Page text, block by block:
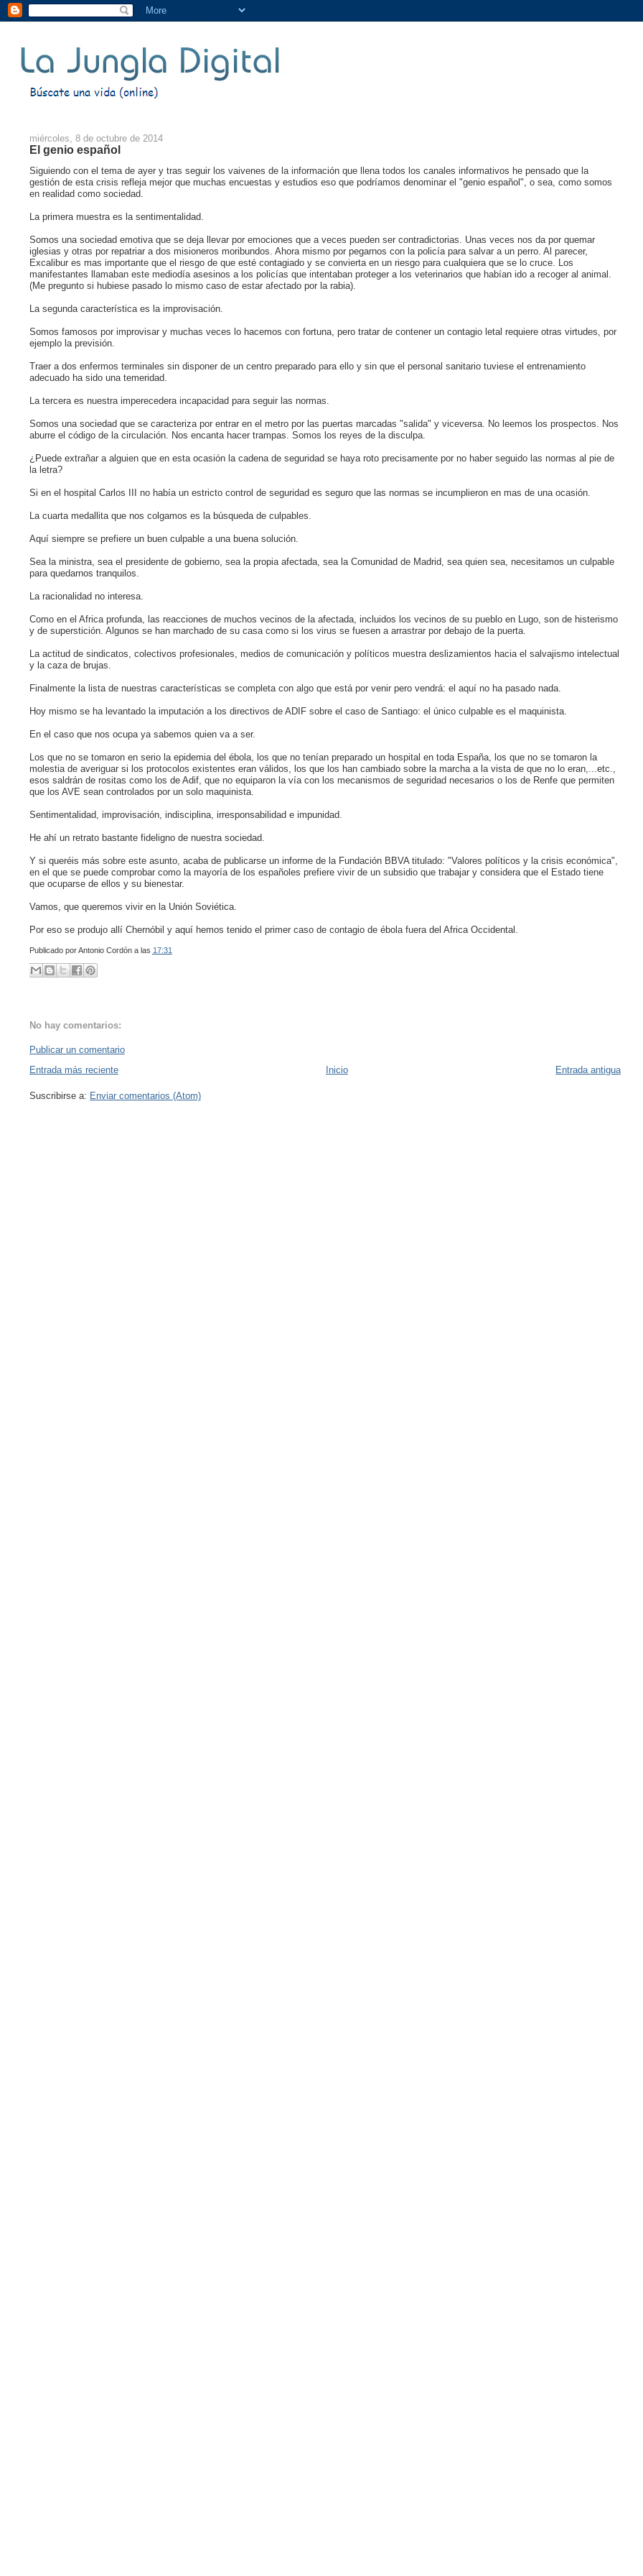
miércoles, 8 de octubre de 2014
El genio español
Siguiendo con el tema de ayer y tras seguir los vaivenes de la información que llena todos los canales informativos he pensado que la
gestión de esta crisis refleja mejor que muchas encuestas y estudios eso que podríamos denominar el "genio español", o sea, como somos
en realidad como sociedad.
La primera muestra es la sentimentalidad.
Somos una sociedad emotiva que se deja llevar por emociones que a veces pueden ser contradictorias. Unas veces nos da por quemar
iglesias y otras por repatriar a dos misioneros moribundos. Ahora mismo por pegarnos con la policía para salvar a un perro. Al parecer,
Excalibur es mas importante que el riesgo de que esté contagiado y se convierta en un riesgo para cualquiera que se lo cruce. Los
manifestantes llamaban este mediodía asesinos a los policías que intentaban proteger a los veterinarios que habían ido a recoger al animal.
(Me pregunto si hubiese pasado lo mismo caso de estar afectado por la rabia).
La segunda característica es la improvisación.
Somos famosos por improvisar y muchas veces lo hacemos con fortuna, pero tratar de contener un contagio letal requiere otras virtudes, por
ejemplo la previsión.
Traer a dos enfermos terminales sin disponer de un centro preparado para ello y sin que el personal sanitario tuviese el entrenamiento
adecuado ha sido una temeridad.
La tercera es nuestra imperecedera incapacidad para seguir las normas.
Somos una sociedad que se caracteriza por entrar en el metro por las puertas marcadas "salida" y viceversa. No leemos los prospectos. Nos
aburre el código de la circulación. Nos encanta hacer trampas. Somos los reyes de la disculpa.
¿Puede extrañar a alguien que en esta ocasión la cadena de seguridad se haya roto precisamente por no haber seguido las normas al pie de
la letra?
Si en el hospital Carlos III no había un estricto control de seguridad es seguro que las normas se incumplieron en mas de una ocasión.
La cuarta medallita que nos colgamos es la búsqueda de culpables.
Aquí siempre se prefiere un buen culpable a una buena solución.
Sea la ministra, sea el presidente de gobierno, sea la propia afectada, sea la Comunidad de Madrid, sea quien sea, necesitamos un culpable
para quedarnos tranquilos.
La racionalidad no interesa.
Como en el Africa profunda, las reacciones de muchos vecinos de la afectada, incluidos los vecinos de su pueblo en Lugo, son de histerismo
y de superstición. Algunos se han marchado de su casa como si los virus se fuesen a arrastrar por debajo de la puerta.
La actitud de sindicatos, colectivos profesionales, medios de comunicación y políticos muestra deslizamientos hacia el salvajismo intelectual
y la caza de brujas.
Finalmente la lista de nuestras características se completa con algo que está por venir pero vendrá: el aquí no ha pasado nada.
Hoy mismo se ha levantado la imputación a los directivos de ADIF sobre el caso de Santiago: el único culpable es el maquinista.
En el caso que nos ocupa ya sabemos quien va a ser.
Los que no se tomaron en serio la epidemia del ébola, los que no tenían preparado un hospital en toda España, los que no se tomaron la
molestia de averiguar si los protocolos existentes eran válidos, los que los han cambiado sobre la marcha a la vista de que no lo eran,...etc.,
esos saldrán de rositas como los de Adif, que no equiparon la vía con los mecanismos de seguridad necesarios o los de Renfe que permiten
que los AVE sean controlados por un solo maquinista.
Sentimentalidad, improvisación, indisciplina, irresponsabilidad e impunidad.
He ahí un retrato bastante fideligno de nuestra sociedad.
Y si queréis más sobre este asunto, acaba de publicarse un informe de la Fundación BBVA titulado: "Valores políticos y la crisis económica",
en el que se puede comprobar como la mayoría de los españoles prefiere vivir de un subsidio que trabajar y considera que el Estado tiene
que ocuparse de ellos y su bienestar.
Vamos, que queremos vivir en la Unión Soviética.
Por eso se produjo allí Chernóbil y aquí hemos tenido el primer caso de contagio de ébola fuera del Africa Occidental.
Publicado porAntonio Cordón a las 17:31
No hay comentarios:
Publicar un comentario
Entrada más reciente
Entrada antigua
Inicio
Suscribirse a: Enviar comentarios (Atom)